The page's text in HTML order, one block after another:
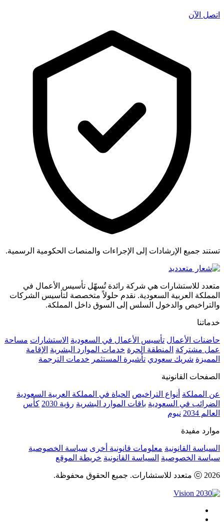
اتصل الآن
تستند جميع الإرشادات إلى الإجراءات والمنصات الحكومية الرسمية.
متعدد للاستشارات هي شركة رائدة تُسهّل تأسيس الأعمال في
المملكة العربية السعودية. نقدم حلولاً متخصصة لتأسيس الشركات
والتراخيص والدخول السلس إلى السوق داخل المملكة.
خدماتنا
حاضنات الأعمال تأسيس الأعمال في السعودية الاستشارات مساحة
عمل مشتركة المنطقة الحرة خدمات الموارد البشرية الإقامة
المميزة شريك سعودي تأشيرة المستثمر خدمات الترجمة
الصفحات القانونية
عن المملكة أنواع التراخيص الحياة في المملكة العربية السعودية
الضرائب في السعودية باقات الموارد البشرية رؤية 2030
كأس
العالم 2034
نيوم
موارد مفيدة
السياسة القانونية معلومات قانونية أخرى سياسة الخصوصية
سياسة الخصوصية السياسة القانونية خريطة الموقع
ⓒ 2026 متعدد للاستشارات. جميع الحقوق محفوظة.